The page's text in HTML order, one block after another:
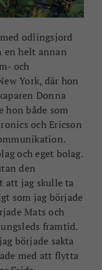
odlingsjord
helt annan
och
York, där hon
Donna
hon både som
och Ericson
och eget bolag.
den
att jag skulle ta
som jag började
Mats och
framtid.
började sakta
med att flytta